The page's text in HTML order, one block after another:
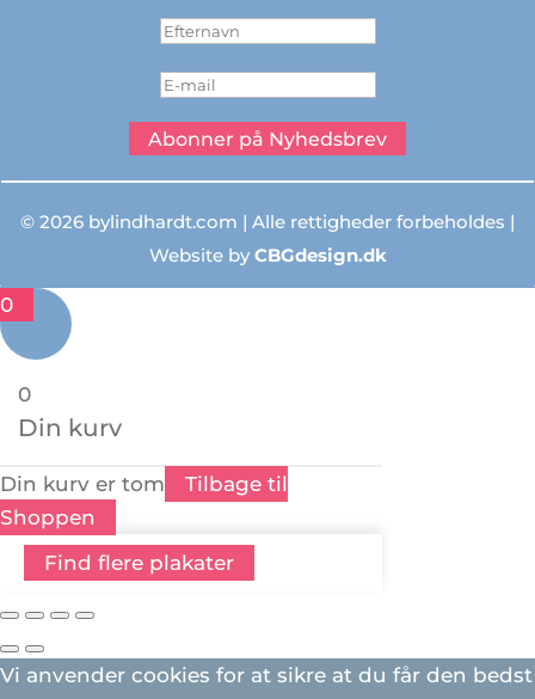
Abonner på Nyhedsbrev
© 2026 bylindhardt.com | Alle rettigheder forbeholdes |
Website byCBGdesign.dk
0
0
Din kurv
Din kurv er tom
Tilbage til
Shoppen
Find flere plakater
Vi anvender cookies for at sikre at du får den bedst